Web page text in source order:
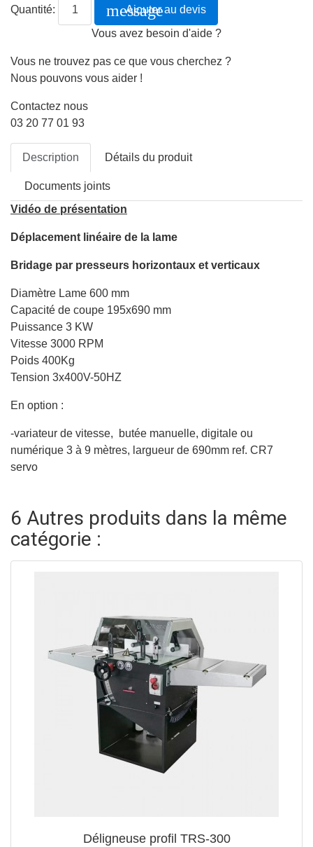
Quantité: message
Ajouter au devis
Vous avez besoin d'aide ?
Vous ne trouvez pas ce que vous cherchez ?
Nous pouvons vous aider !
Contactez nous
03 20 77 01 93
Description Détails du produit
Documents joints
Vidéo de présentation
Déplacement linéaire de la lame
Bridage par presseurs horizontaux et verticaux
Diamètre Lame 600 mm
Capacité de coupe 195x690 mm
Puissance 3 KW
Vitesse 3000 RPM
Poids 400Kg
Tension 3x400V-50HZ
En option :
-variateur de vitesse, butée manuelle, digitale ou
numérique 3 à 9 mètres, largueur de 690mm ref. CR7
servo
6 Autres produits dans la même
catégorie :
Déligneuse profil TRS-300